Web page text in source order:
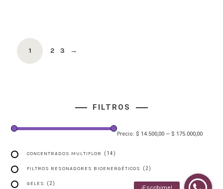
Product
navigation
PAGE
1 PAGE
2 PAGE
3 →
FILTROS
Precio: $ 14.500,00 — $ 175.000,00
CONCENTRADOS MULTIFLOR (14)
FILTROS RESONADORES BIOENERGÉTICOS (2)
GELES (2)